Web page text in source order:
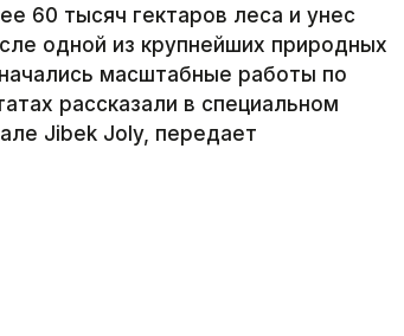
60 тысяч гектаров леса и унес
одной из крупнейших природных
масштабные работы по
рассказали в специальном
Jibek Joly, передает